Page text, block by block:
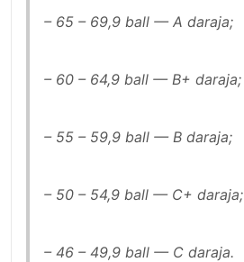
– 65 – 69,9 ball — A daraja;
– 60 – 64,9 ball — B+ daraja;
– 55 – 59,9 ball — B daraja;
– 50 – 54,9 ball — C+ daraja;
– 46 – 49,9 ball — C daraja.